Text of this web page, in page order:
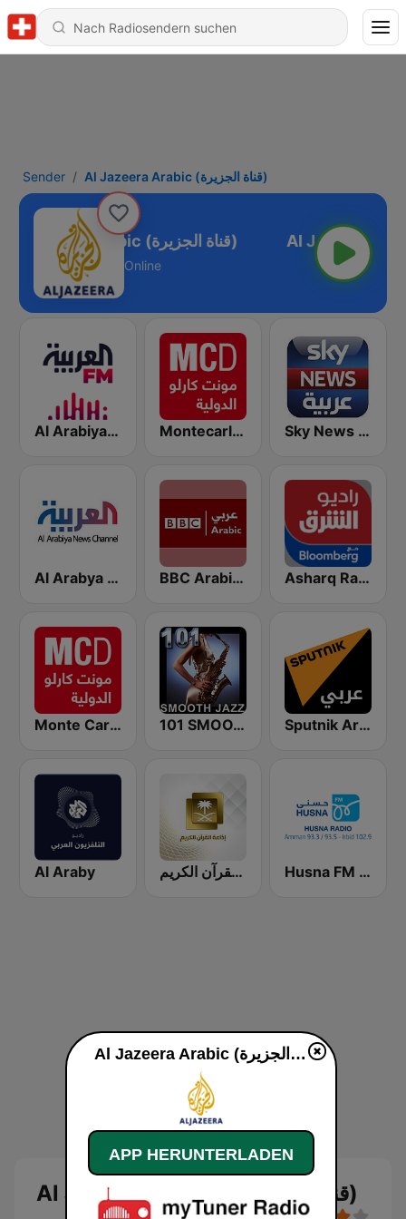
Sender Al Jazeera Arabic (قناة الجزيرة)
Al Jazeera Arabic (قناة الجزيرة)
Online
Al Arabiya (العربية FM) Montecarlo al doualiya (مونت كارلو الدولية) Sky News Arabia (سكاي نيوز عربية)
Al Arabya (العربية FM) BBC Arabic (إذاعة بي بي سي العربية) Asharq Radio with Bloomberg
Monte Carlo Doualiya 101 SMOOTH JAZZ Sputnik Arabic (عربي)
Al Araby إذاعة القرآن الكريم - Holy Quran Radio Husna FM (حسنى)
Al Jazeera Arabic (قناة الجزيرة)
Al Jazeera Arabic (قناة الجزيرة) live
APP HERUNTERLADEN